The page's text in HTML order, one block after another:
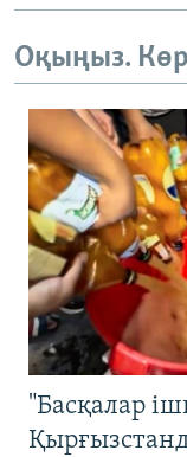
Оқыңыз.
"Басқалар